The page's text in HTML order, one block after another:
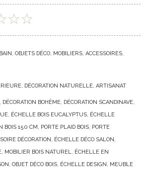
OBJETS DÉCO MOBILIERS ACCESSOIRES
DÉCORATION NATURELLE ARTISANAT
DÉCORATION BOHÈME
DÉCORATION SCANDINAVE
ÉCHELLE BOIS EUCALYPTUS
ÉCHELLE
BOIS 150 CM PORTE PLAID BOIS
PORTE
DÉCORATION
ÉCHELLE DÉCO SALON
MOBILIER BOIS NATUREL
ÉCHELLE EN
OBJET DÉCO BOIS ÉCHELLE DESIGN
MEUBLE